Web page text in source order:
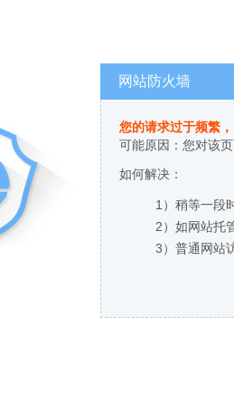
网站防火墙
您的请求过于频繁
可能原因：您对该
如何解决：
1）稍等一段
2）如网站托
3）普通网站